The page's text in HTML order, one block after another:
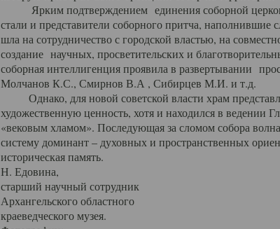
Ярким подтверждением единения соборной
стали и представители соборного притча,
шла на сотрудничество с городской властью, на
создание научных, просветительских и
соборная интеллигенция проявила в развертывании
Молчанов К.С., Смирнов В.А , Сибирцев М.И. и т.д.
Однако, для новой советской власти храм
художественную ценность, хотя и находился в ведении
«вековым хламом». Последующая за сломом собора
систему доминант – духовных и пространственных
историческая память.
Н. Едовина,
старший научный сотрудник
Архангельского областного
краеведческого музея.